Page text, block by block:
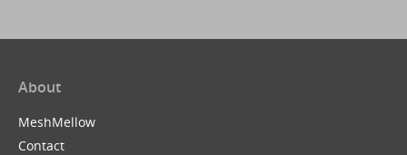
About
MeshMellow
Contact